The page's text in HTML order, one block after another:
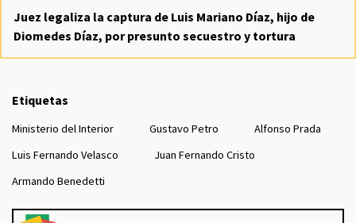
Juez legaliza la captura de Luis Mariano Díaz, hijo de
Diomedes Díaz, por presunto secuestro y tortura
Etiquetas
Ministerio del Interior Gustavo Petro
Alfonso Prada
Luis Fernando Velasco
Juan Fernando Cristo
Armando Benedetti